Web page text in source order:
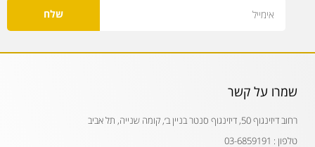
שלח
שמרו על קשר
רחוב דיזינגוף 50, דיזינגוף סנטר בניין ב׳, קומה שנייה, תל אביב
טלפון : 03-6859191